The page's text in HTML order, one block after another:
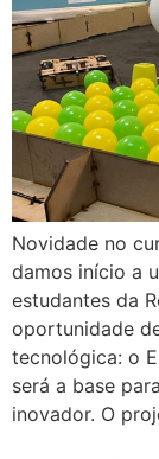
Novidade no
damos início a
estudantes da
oportunidade
tecnológica: o
será a base
inovador. O